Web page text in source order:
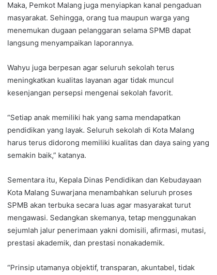
Maka, Pemkot Malang juga menyiapkan kanal pengaduan
masyarakat. Sehingga, orang tua maupun warga yang
menemukan dugaan pelanggaran selama SPMB dapat
langsung menyampaikan laporannya.
Wahyu juga berpesan agar seluruh sekolah terus
meningkatkan kualitas layanan agar tidak muncul
kesenjangan persepsi mengenai sekolah favorit.
“Setiap anak memiliki hak yang sama mendapatkan
pendidikan yang layak. Seluruh sekolah di Kota Malang
harus terus didorong memiliki kualitas dan daya saing yang
semakin baik,” katanya.
Sementara itu, Kepala Dinas Pendidikan dan Kebudayaan
Kota Malang Suwarjana menambahkan seluruh proses
SPMB akan terbuka secara luas agar masyarakat turut
mengawasi. Sedangkan skemanya, tetap menggunakan
sejumlah jalur penerimaan yakni domisili, afirmasi, mutasi,
prestasi akademik, dan prestasi nonakademik.
“Prinsip utamanya objektif, transparan, akuntabel, tidak